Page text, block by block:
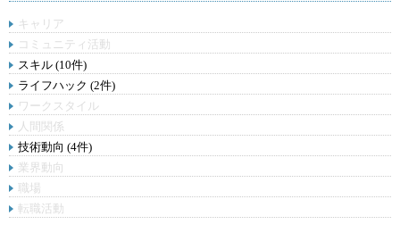
キャリア
コミュニティ活動
スキル (10件)
ライフハック (2件)
ワークスタイル
人間関係
技術動向 (4件)
業界動向
職場
転職活動